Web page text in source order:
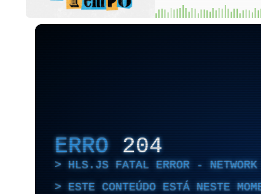
ERRO 204
HLS.JS FATAL ERROR - NETWORK
ESTE CONTEÚDO ESTÁ NESTE